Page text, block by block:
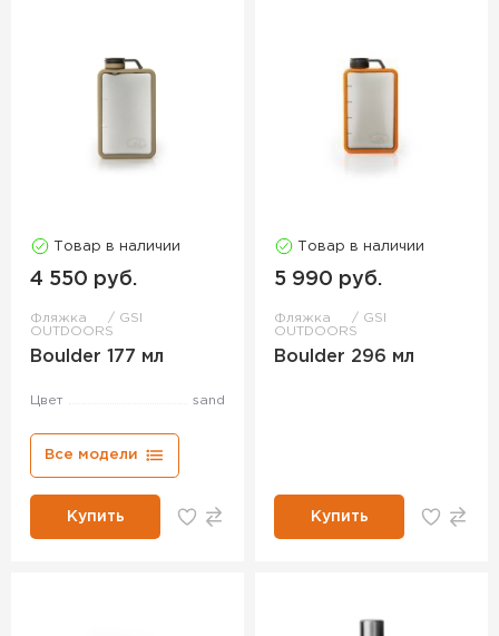
Товар в наличии
4 550 руб.
Фляжка
GSI
OUTDOORS
Boulder 177 мл
Цвет sand
Все модели
Купить
Товар в наличии
5 990 руб.
Фляжка
GSI
OUTDOORS
Boulder 296 мл
Купить